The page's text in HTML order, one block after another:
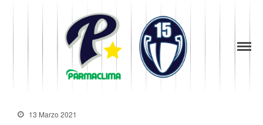
News
Società
13 Marzo 2021